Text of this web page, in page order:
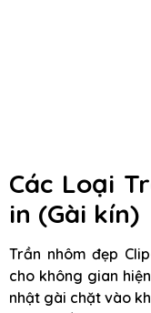
Các Loại
in (Gài kín)
Trần nhôm đẹp
cho không gian
nhật gài chặt vào